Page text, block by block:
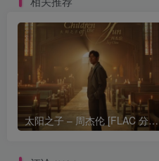
太阳之子 – 周杰伦 [FLAC 分轨 192Khz 24bit]